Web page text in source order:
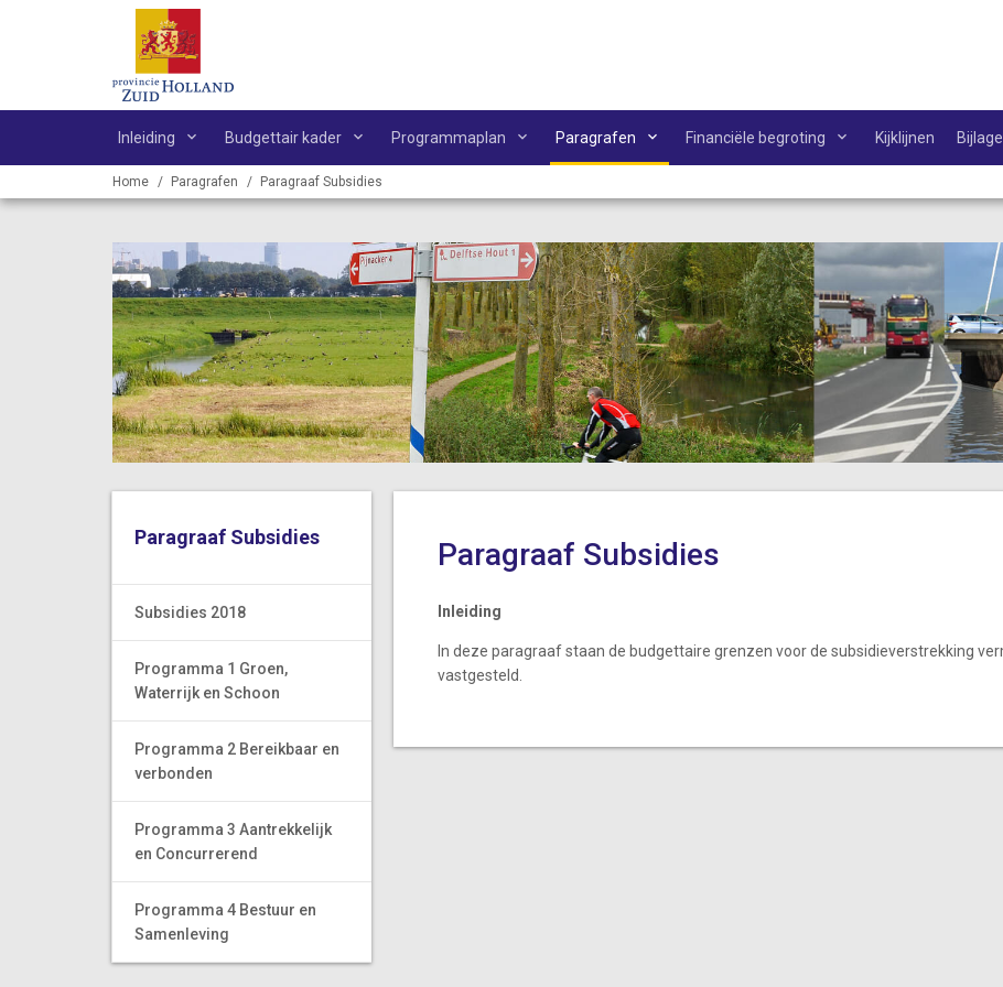
Ga naar de inhoud van deze pagina.
Inleiding Budgettair kader Programmaplan Paragrafen Financiële begroting Kijklijnen
Home Paragrafen Paragraaf Subsidies
Paragraaf Subsidies
Subsidies 2018
Programma 1 Groen,
Waterrijk en Schoon
Programma 2 Bereikbaar en
verbonden
Programma 3 Aantrekkelijk
en Concurrerend
Programma 4 Bestuur en
Samenleving
Paragraaf Subsidies
Inleiding
In deze paragraaf staan de budgettaire grenzen voor de subsidieverstrekking
vastgesteld.